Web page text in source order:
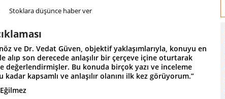
Stoklara düşünce haber ver
ve Dr. Vedat Güven, objektif yaklaşımlarıyla, konuyu en
alıp son derecede anlaşılır bir çerçeve içine oturtarak
değerlendirmişler. Bu konuda birçok yazı ve inceleme
kadar kapsamlı ve anlaşılır olanını ilk kez görüyorum.”